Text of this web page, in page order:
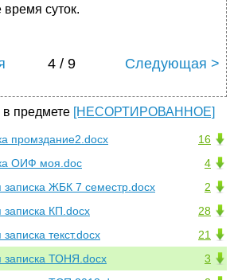
суток.
4 / 9 Следующая >
предмете [НЕСОРТИРОВАННОЕ]
16
промздание2.docx
4
ОИФ моя.doc
2
записка ЖБК 7 семестр.docx
28
записка КП.docx
21
текст.docx
3
записка ТОНЯ.docx